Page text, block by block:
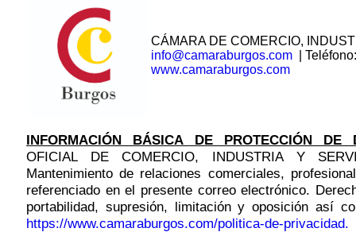
CÁMARA DE COMERCIO,
info@camaraburgos.com |
www.camaraburgos.com
INFORMACIÓN BÁSICA DE PROTECCIÓN DE
OFICIAL DE COMERCIO, INDUSTRIA Y
Mantenimiento de relaciones comerciales,
referenciado en el presente correo electrónico.
portabilidad, supresión, limitación y oposición así
https://www.camaraburgos.com/politica-de-privacidad.